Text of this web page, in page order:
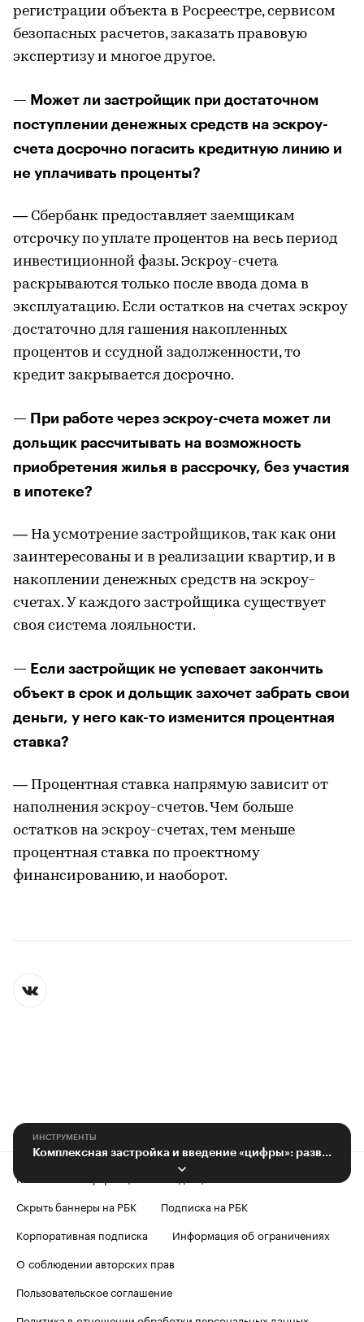
регистрации объекта в Росреестре, сервисом
безопасных расчетов, заказать правовую
экспертизу и многое другое.
— Может ли застройщик при достаточном
поступлении денежных средств на эскроу-
счета досрочно погасить кредитную линию и
не уплачивать проценты?
— Сбербанк предоставляет заемщикам
отсрочку по уплате процентов на весь период
инвестиционной фазы. Эскроу-счета
раскрываются только после ввода дома в
эксплуатацию. Если остатков на счетах эскроу
достаточно для гашения накопленных
процентов и ссудной задолженности, то
кредит закрывается досрочно.
— При работе через эскроу-счета может ли
дольщик рассчитывать на возможность
приобретения жилья в рассрочку, без участия
в ипотеке?
— На усмотрение застройщиков, так как они
заинтересованы и в реализации квартир, и в
накоплении денежных средств на эскроу-
счетах. У каждого застройщика существует
своя система лояльности.
— Если застройщик не успевает закончить
объект в срок и дольщик захочет забрать свои
деньги, у него как-то изменится процентная
ставка?
— Процентная ставка напрямую зависит от
наполнения эскроу-счетов. Чем больше
остатков на эскроу-счетах, тем меньше
процентная ставка по проектному
финансированию, и наоборот.
ИНСТРУМЕНТЫ
Комплексная застройка и введение «цифры»: развитие строительной отрасли
Контактная информация
Скрыть баннеры на РБК
Подписка на РБК
Корпоративная подписка
Информация об ограничениях
О соблюдении авторских прав
Пользовательское соглашение